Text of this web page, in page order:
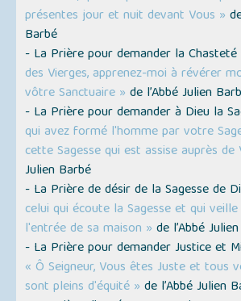
présentes jour et nuit devant Vous »
Barbé
- La Prière pour demander la Chasteté
des Vierges, apprenez-moi à révérer
vôtre Sanctuaire » de l’Abbé Julien
- La Prière pour demander à Dieu la
qui avez formé l'homme par votre
cette Sagesse qui est assise auprès de
Julien Barbé
- La Prière de désir de la Sagesse de
celui qui écoute la Sagesse et qui
l'entrée de sa maison » de l’Abbé
- La Prière pour demander Justice et
« Ô Seigneur, Vous êtes Juste et tous
sont pleins d'équité » de l’Abbé Julien